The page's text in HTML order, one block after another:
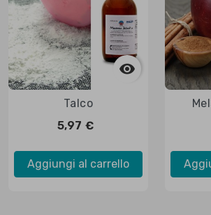

Anteprima
Talco
5,97 €
Aggiungi al carrello